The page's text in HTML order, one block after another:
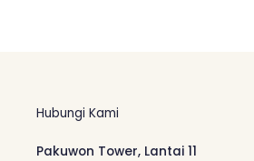
Hubungi Kami
Pakuwon Tower, Lantai 11